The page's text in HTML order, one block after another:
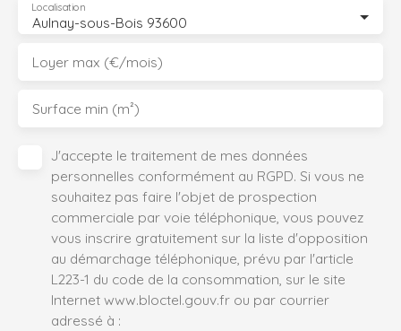
Aulnay-sous-Bois 93600
Localisation
Loyer max (€/mois)
Surface min (m²)
J'accepte le traitement de mes données
personnelles conformément au RGPD. Si vous ne
souhaitez pas faire l'objet de prospection
commerciale par voie téléphonique, vous pouvez
vous inscrire gratuitement sur la liste d'opposition
au démarchage téléphonique, prévu par l'article
L223-1 du code de la consommation, sur le site
Internet www.bloctel.gouv.fr ou par courrier
adressé à :